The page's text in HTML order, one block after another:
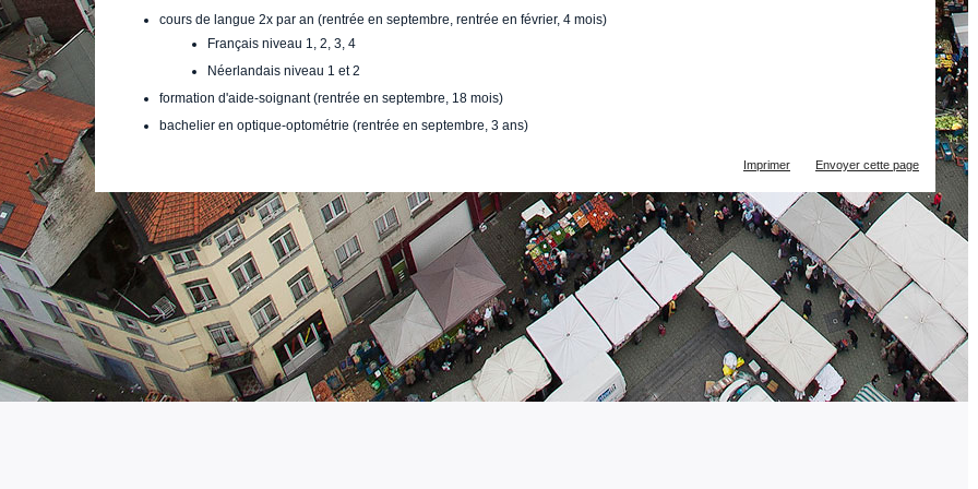
cours de langue 2x par an (rentrée en septembre, rentrée en février, 4 mois)
Français niveau 1, 2, 3, 4
Néerlandais niveau 1 et 2
formation d'aide-soignant (rentrée en septembre, 18 mois)
bachelier en optique-optométrie (rentrée en septembre, 3 ans)
le
document
Imprimer Envoyer cette page